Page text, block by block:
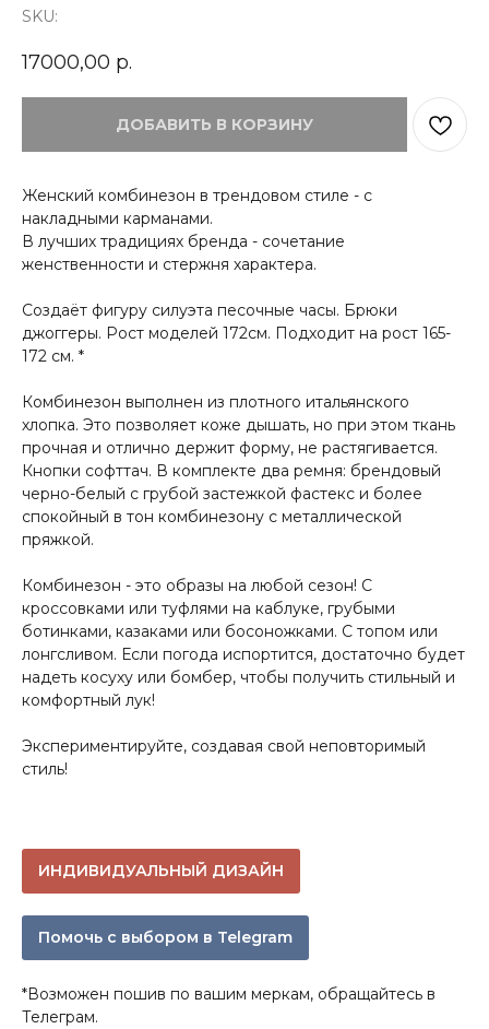
SKU:
17000,00 р.
ДОБАВИТЬ В КОРЗИНУ
Женский комбинезон в трендовом стиле - с
накладными карманами.
В лучших традициях бренда - сочетание
женственности и стержня характера.
Создаёт фигуру силуэта песочные часы. Брюки
джоггеры. Рост моделей 172см. Подходит на рост 165-
172 см. *
Комбинезон выполнен из плотного итальянского
хлопка. Это позволяет коже дышать, но при этом ткань
прочная и отлично держит форму, не растягивается.
Кнопки софттач. В комплекте два ремня: брендовый
черно-белый с грубой застежкой фастекс и более
спокойный в тон комбинезону с металлической
пряжкой.
Комбинезон - это образы на любой сезон! С
кроссовками или туфлями на каблуке, грубыми
ботинками, казаками или босоножками. С топом или
лонгсливом. Если погода испортится, достаточно будет
надеть косуху или бомбер, чтобы получить стильный и
комфортный лук!
Экспериментируйте, создавая свой неповторимый
стиль!
ИНДИВИДУАЛЬНЫЙ ДИЗАЙН
Помочь с выбором в Telegram
*Возможен пошив по вашим меркам, обращайтесь в
Телеграм.